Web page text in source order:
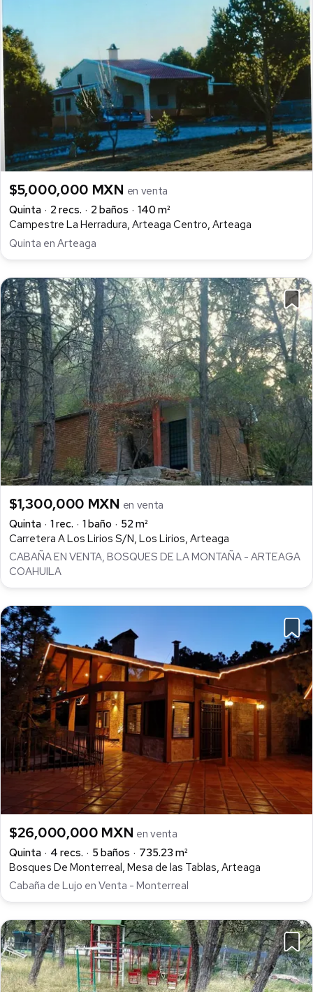
$5,000,000 MXN en venta
Quinta
2 recs. 2 baños
140 m²
Campestre La Herradura, Arteaga Centro, Arteaga
Quinta en Arteaga
$1,300,000 MXN en venta
Quinta
1 rec. 1 baño
52 m²
Carretera A Los Lirios S/N, Los Lirios, Arteaga
CABAÑA EN VENTA, BOSQUES DE LA MONTAÑA - ARTEAGA
COAHUILA
$26,000,000 MXN en venta
Quinta
4 recs. 5 baños
735.23 m²
Bosques De Monterreal, Mesa de las Tablas, Arteaga
Cabaña de Lujo en Venta - Monterreal